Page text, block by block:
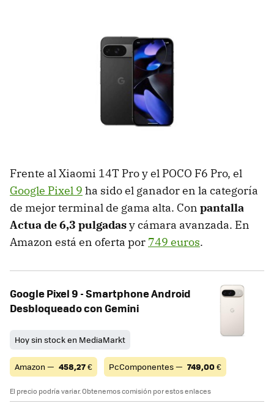
Frente al Xiaomi 14T Pro y el POCO F6 Pro, el
Google Pixel 9 ha sido el ganador en la categoría
de mejor terminal de gama alta. Con pantalla
Actua de 6,3 pulgadasy cámara avanzada. En
Amazon está en oferta por 749 euros.
Google Pixel 9 - Smartphone Android
Desbloqueado con Gemini
Hoy sin stock en MediaMarkt
Amazon — 458,27€ PcComponentes — 749,00€
El precio podría variar. Obtenemos comisión por estos enlaces